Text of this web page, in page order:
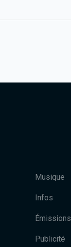
Musique
Infos
Émissions
Publicité